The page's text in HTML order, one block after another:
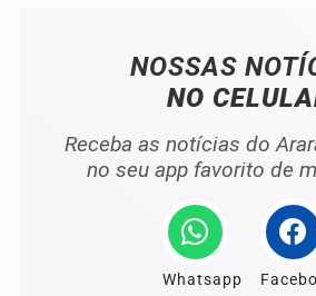
NOSSAS
NO
Receba as notícias do
no seu app favorito de
Whatsapp